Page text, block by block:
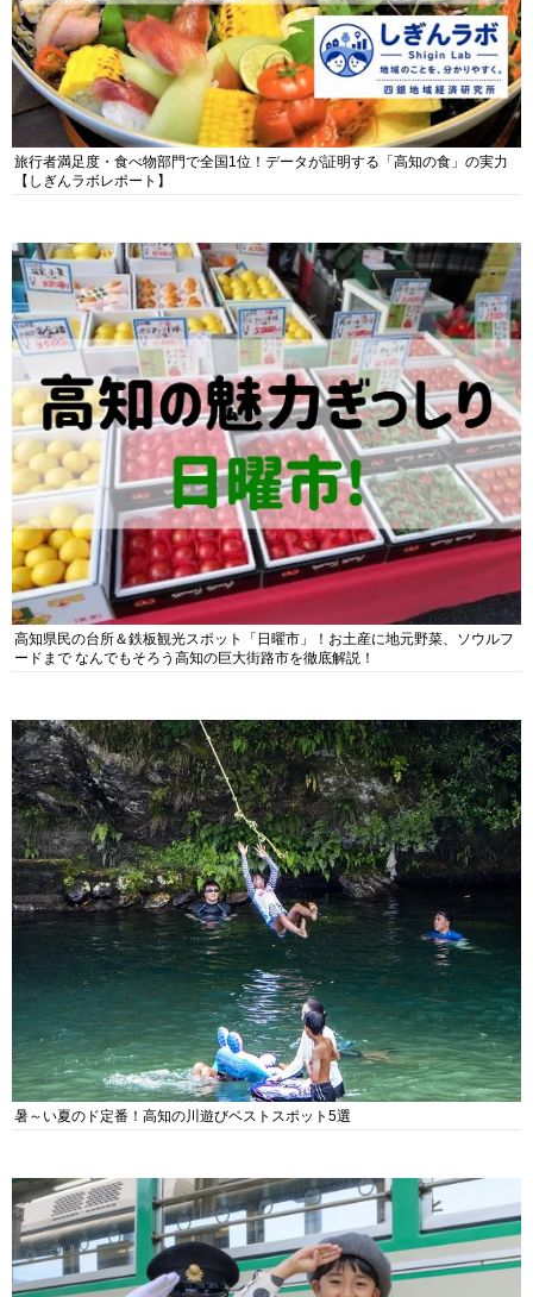
旅行者満足度・食べ物部門で全国1位！データが証明する「高知の食」の実力
【しぎんラボレポート】
高知県民の台所＆鉄板観光スポット「日曜市」！お土産に地元野菜、ソウルフ
ードまで なんでもそろう高知の巨大街路市を徹底解説！
暑～い夏のド定番！高知の川遊びベストスポット5選